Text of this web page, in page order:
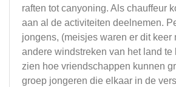
raften tot canyoning. Als chauffeur
aan al de activiteiten deelnemen.
jongens, (meisjes waren er dit keer
andere windstreken van het land te
zien hoe vriendschappen kunnen
groep jongeren die elkaar in de